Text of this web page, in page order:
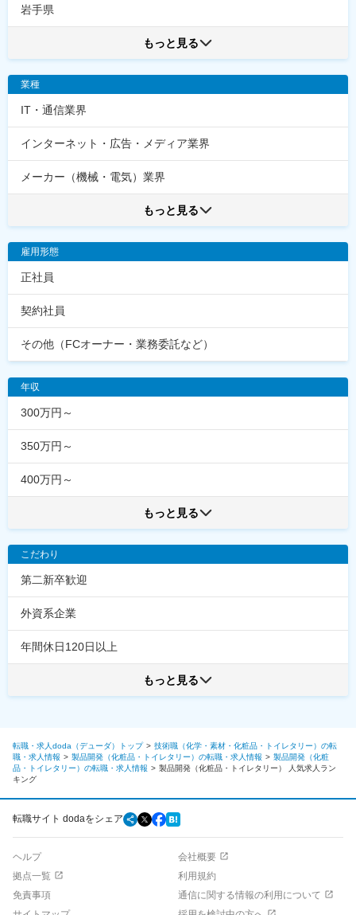
岩手県
もっと見る
業種
IT・通信業界
インターネット・広告・メディア業界
メーカー（機械・電気）業界
もっと見る
雇用形態
正社員
契約社員
その他（FCオーナー・業務委託など）
年収
300万円～
350万円～
400万円～
もっと見る
こだわり
第二新卒歓迎
外資系企業
年間休日120日以上
もっと見る
転職・求人doda（デューダ）トップ
技術職（化学・素材・化粧品・トイレタリー）の転
職・求人情報
製品開発（化粧品・トイレタリー）の転職・求人情報
製品開発（化粧
品・トイレタリー）の転職・求人情報
製品開発（化粧品・トイレタリー）
人気求人ラン
キング
転職サイト dodaをシェア
ヘルプ
会社概要
拠点一覧
利用規約
免責事項
通信に関する情報の利用について